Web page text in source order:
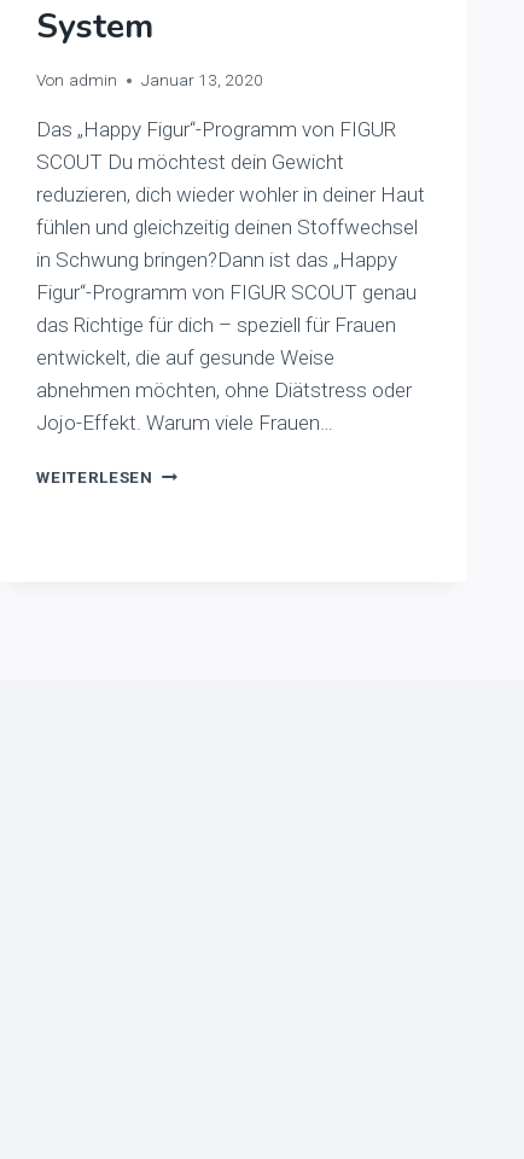
System
Von admin Januar 13, 2020
Das „Happy Figur“-Programm von FIGUR
SCOUT Du möchtest dein Gewicht
reduzieren, dich wieder wohler in deiner Haut
fühlen und gleichzeitig deinen Stoffwechsel
in Schwung bringen?Dann ist das „Happy
Figur“-Programm von FIGUR SCOUT genau
das Richtige für dich – speziell für Frauen
entwickelt, die auf gesunde Weise
abnehmen möchten, ohne Diätstress oder
Jojo-Effekt. Warum viele Frauen…
WEITERLESEN GESUND